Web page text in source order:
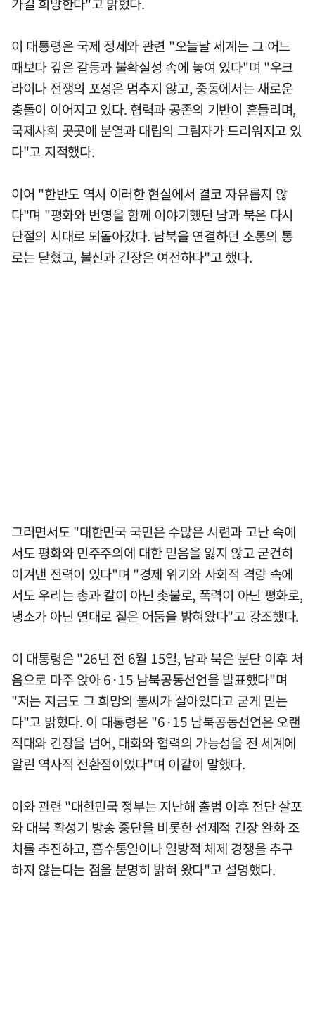
이 대통령은 국제 정세와 관련 "오늘날 세계는 그 어느
때보다 깊은 갈등과 불확실성 속에 놓여 있다"며 "우크
라이나 전쟁의 포성은 멈추지 않고, 중동에서는 새로운
충돌이 이어지고 있다. 협력과 공존의 기반이 흔들리며,
국제사회 곳곳에 분열과 대립의 그림자가 드리워지고 있
다"고 지적했다.
이어 "한반도 역시 이러한 현실에서 결코 자유롭지 않
다"며 "평화와 번영을 함께 이야기했던 남과 북은 다시
단절의 시대로 되돌아갔다. 남북을 연결하던 소통의 통
로는 닫혔고, 불신과 긴장은 여전하다"고 했다.
그러면서도 "대한민국 국민은 수많은 시련과 고난 속에
서도 평화와 민주주의에 대한 믿음을 잃지 않고 굳건히
이겨낸 전력이 있다"며 "경제 위기와 사회적 격랑 속에
서도 우리는 총과 칼이 아닌 촛불로, 폭력이 아닌 평화로,
냉소가 아닌 연대로 짙은 어둠을 밝혀왔다"고 강조했다.
이 대통령은 "26년 전 6월 15일, 남과 북은 분단 이후 처
음으로 마주 앉아 6·15 남북공동선언을 발표했다"며
"저는 지금도 그 희망의 불씨가 살아있다고 굳게 믿는
다"고 밝혔다. 이 대통령은 "6·15 남북공동선언은 오랜
적대와 긴장을 넘어, 대화와 협력의 가능성을 전 세계에
알린 역사적 전환점이었다"며 이같이 말했다.
이와 관련 "대한민국 정부는 지난해 출범 이후 전단 살포
와 대북 확성기 방송 중단을 비롯한 선제적 긴장 완화 조
치를 추진하고, 흡수통일이나 일방적 체제 경쟁을 추구
하지 않는다는 점을 분명히 밝혀 왔다"고 설명했다.